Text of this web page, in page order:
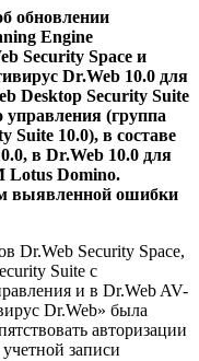
обновлении
Engine
Security Space и
Dr.Web 10.0 для
Desktop Security Suite
управления (группа
Suite 10.0), в составе
в Dr.Web 10.0 для
Lotus Domino.
выявленной ошибки
Dr.Web Security Space,
Suite с
и в Dr.Web AV-
Dr.Web» была
авторизации
записи